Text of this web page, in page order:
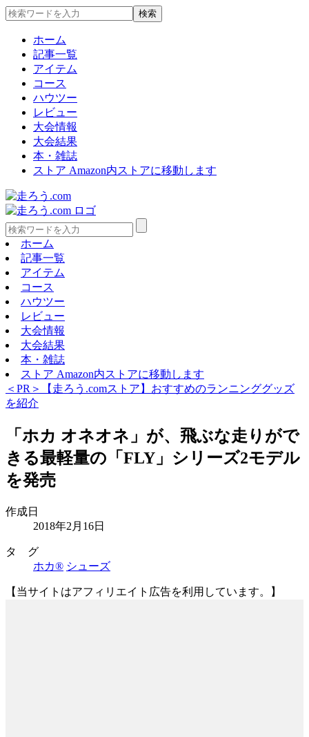
ホーム
記事一覧
アイテム
コース
ハウツー
レビュー
大会情報
大会結果
本・雑誌
ストア Amazon内ストアに移動します
ホーム
記事一覧
アイテム
コース
ハウツー
レビュー
大会情報
大会結果
本・雑誌
ストア Amazon内ストアに移動します
＜PR＞【走ろう.comストア】おすすめのランニンググッズ
を紹介
「ホカ オネオネ」が、飛ぶな走りがで
きる最軽量の「FLY」シリーズ2モデル
を発売
作成日
2018年2月16日
タ グ
ホカ® シューズ
【当サイトはアフィリエイト広告を利用しています。】